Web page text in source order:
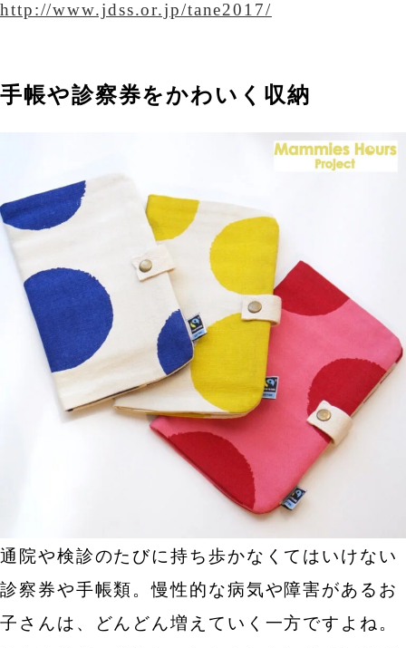
http://www.jdss.or.jp/tane2017/
手帳や診察券をかわいく収納
通院や検診のたびに持ち歩かなくてはいけない
診察券や手帳類。慢性的な病気や障害があるお
子さんは、どんどん増えていく一方ですよね。